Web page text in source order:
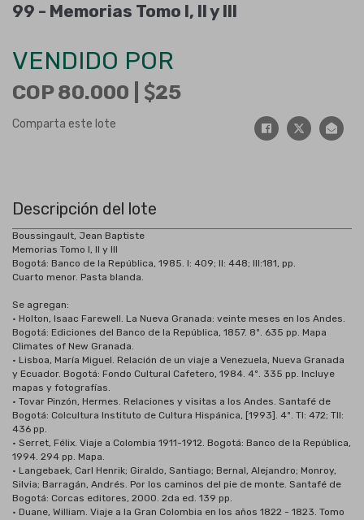
99 - Memorias Tomo I, II y III
VENDIDO POR
COP 80.000 | 25
Comparta este lote
Descripción del lote
Boussingault, Jean Baptiste
Memorias Tomo I, II y III
Bogotá: Banco de la República, 1985. I: 409; II: 448; III:181, pp.
Cuarto menor. Pasta blanda.
Se agregan:
• Holton, Isaac Farewell. La Nueva Granada: veinte meses en los Andes.
Bogotá: Ediciones del Banco de la República, 1857. 8º. 635 pp. Mapa
Climates of New Granada.
• Lisboa, María Miguel. Relación de un viaje a Venezuela, Nueva Granada
y Ecuador. Bogotá: Fondo Cultural Cafetero, 1984. 4º. 335 pp. Incluye
mapas y fotografías.
• Tovar Pinzón, Hermes. Relaciones y visitas a los Andes. Santafé de
Bogotá: Colcultura Instituto de Cultura Hispánica, [1993]. 4º. TI: 472; TII:
436 pp.
• Serret, Félix. Viaje a Colombia 1911-1912. Bogotá: Banco de la República,
1994. 294 pp. Mapa.
• Langebaek, Carl Henrik; Giraldo, Santiago; Bernal, Alejandro; Monroy,
Silvia; Barragán, Andrés. Por los caminos del pie de monte. Santafé de
Bogotá: Corcas editores, 2000. 2da ed. 139 pp.
• Duane, William. Viaje a la Gran Colombia en los años 1822 - 1823. Tomo